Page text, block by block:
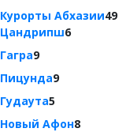
Курорты Абхазии49
Цандрипш6
Гагра9
Пицунда9
Гудаута5
Новый Афон8